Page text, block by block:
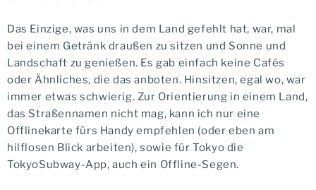
Das Einzige, was uns in dem Land gefehlt hat, war, mal
bei einem Getränk draußen zu sitzen und Sonne und
Landschaft zu genießen. Es gab einfach keine Cafés
oder Ähnliches, die das anboten. Hinsitzen, egal wo, war
immer etwas schwierig. Zur Orientierung in einem Land,
das Straßennamen nicht mag, kann ich nur eine
Offlinekarte fürs Handy empfehlen (oder eben am
hilflosen Blick arbeiten), sowie für Tokyo die
TokyoSubway-App, auch ein Offline-Segen.